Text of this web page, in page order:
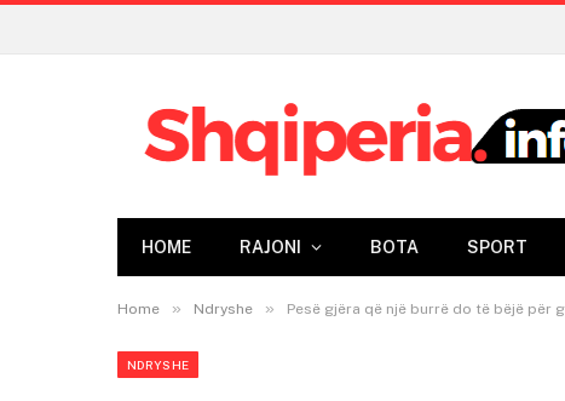
HOME RAJONI BOTA SPORT
Home » Ndryshe » Pesë gjëra që një burrë do të bëjë për
NDRYSHE